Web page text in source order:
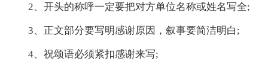
2、开头的称呼一定要把对方单位名称或姓名写全;
3、正文部分要写明感谢原因，叙事要简洁明白;
4、祝颂语必须紧扣感谢来写;